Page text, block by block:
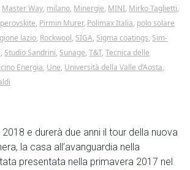
Master Way, milano, Minergie, MINI, Mirko Taglietti,
perovskite, Pirmin Murer, Polimax Italia, polo solare
lazio, Rockwool, SIGA, Sigma coatings, Sim-
, Studio Sandrini, Sunage,T&T,Tecnica delle
Energia, Une, Università della Valle d’Aosta,
e durerà due anni il tour della nuova
la casa all’avanguardia nella
presentata nella primavera 2017 nel